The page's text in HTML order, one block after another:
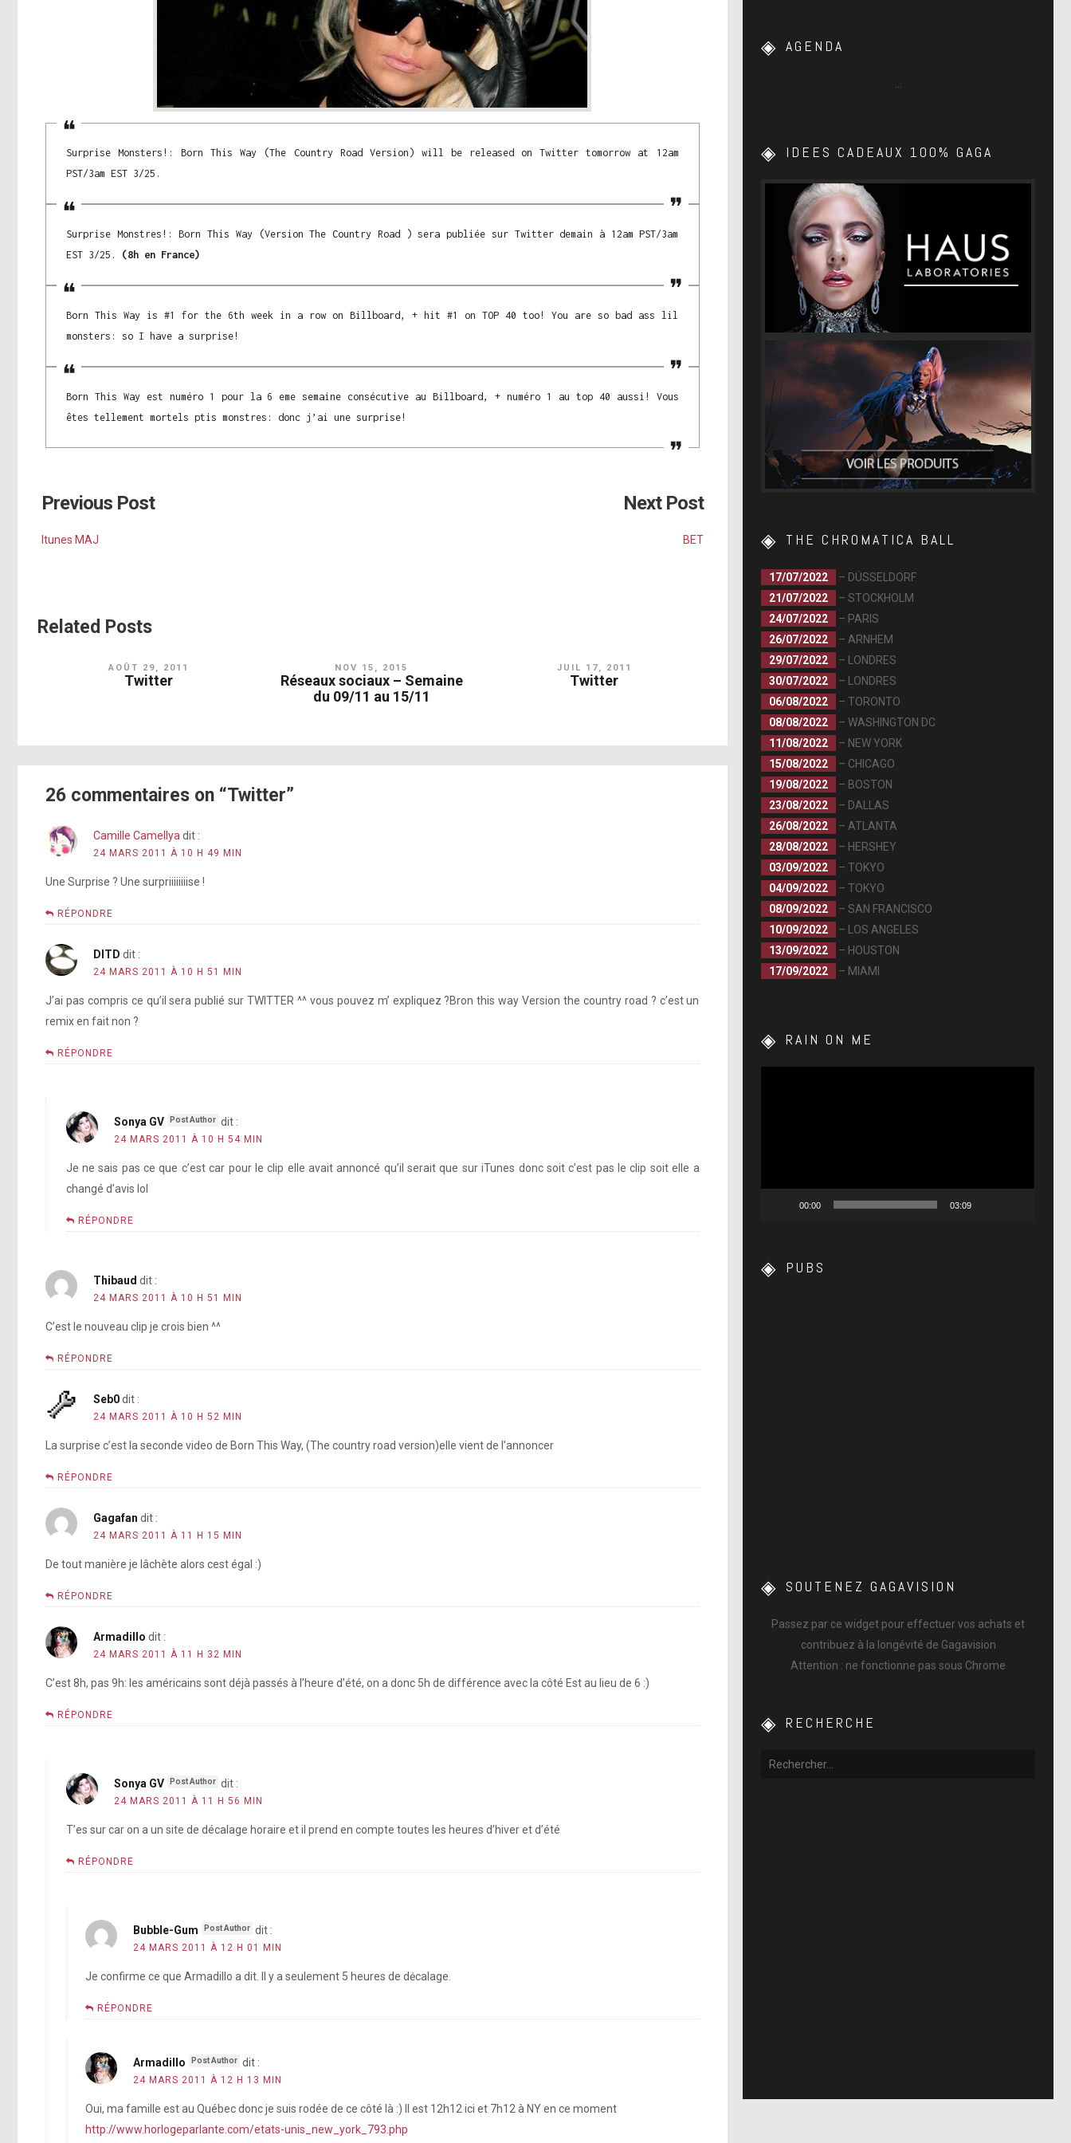
Surprise Monsters!: Born This Way (The Country Road Version) will be released on Twitter tomorrow at 12am
PST/3am EST 3/25.
Surprise Monstres!: Born This Way (Version The Country Road ) sera publiée sur Twitter demain à 12am PST/3am
EST 3/25. (8h en France)
Born This Way is #1 for the 6th week in a row on Billboard, + hit #1 on TOP 40 too! You are so bad ass lil
monsters: so I have a surprise!
Born This Way est numéro 1 pour la 6 eme semaine consécutive au Billboard, + numéro 1 au top 40 aussi! Vous
êtes tellement mortels ptis monstres: donc j’ai une surprise!
Previous Post
Itunes MAJ
Next Post
BET
Related Posts
AOÛT 29, 2011
Twitter
NOV 15, 2015
Réseaux sociaux – Semaine
du 09/11 au 15/11
JUIL 17, 2011
Twitter
26 commentaires on “Twitter”
Camille Camellyadit :
24 MARS 2011 À 10 H 49 MIN
Une Surprise ? Une surpriiiiiiiise !
RÉPONDRE
DITD dit :
24 MARS 2011 À 10 H 51 MIN
J’ai pas compris ce qu’il sera publié sur TWITTER ^^ vous pouvez m’ expliquez ?Bron this way Version the country road ? c’est un
remix en fait non ?
RÉPONDRE
Sonya GV dit :
24 MARS 2011 À 10 H 54 MIN
Je ne sais pas ce que c’est car pour le clip elle avait annoncé qu’il serait que sur iTunes donc soit c’est pas le clip soit elle a
changé d’avis lol
RÉPONDRE
Thibaud dit :
24 MARS 2011 À 10 H 51 MIN
C’est le nouveau clip je crois bien ^^
RÉPONDRE
Seb0dit :
24 MARS 2011 À 10 H 52 MIN
La surprise c’est la seconde video de Born This Way, (The country road version)elle vient de l’annoncer
RÉPONDRE
Gagafan dit :
24 MARS 2011 À 11 H 15 MIN
De tout manière je lâchète alors cest égal :)
RÉPONDRE
Armadillo dit :
24 MARS 2011 À 11 H 32 MIN
C’est 8h, pas 9h: les américains sont déjà passés à l’heure d’été, on a donc 5h de différence avec la côté Est au lieu de 6 :)
RÉPONDRE
Sonya GV dit :
24 MARS 2011 À 11 H 56 MIN
T’es sur car on a un site de décalage horaire et il prend en compte toutes les heures d’hiver et d’été
RÉPONDRE
Bubble-Gum dit :
24 MARS 2011 À 12 H 01 MIN
Je confirme ce que Armadillo a dit. Il y a seulement 5 heures de dėcalage.
RÉPONDRE
Armadillo dit :
24 MARS 2011 À 12 H 13 MIN
Oui, ma famille est au Québec donc je suis rodée de ce côté là :) Il est 12h12 ici et 7h12 à NY en ce moment
http://www.horlogeparlante.com/etats-unis_new_york_793.php
AGENDA
IDEES CADEAUX 100% GAGA
THE CHROMATICA BALL
17/07/2022
– DÜSSELDORF
21/07/2022
– STOCKHOLM
24/07/2022
– PARIS
26/07/2022
– ARNHEM
29/07/2022
– LONDRES
30/07/2022
– LONDRES
06/08/2022
– TORONTO
08/08/2022
– WASHINGTON DC
11/08/2022
– NEW YORK
15/08/2022
– CHICAGO
19/08/2022
– BOSTON
23/08/2022
– DALLAS
26/08/2022
– ATLANTA
28/08/2022
– HERSHEY
03/09/2022
– TOKYO
04/09/2022
– TOKYO
08/09/2022
– SAN FRANCISCO
10/09/2022
– LOS ANGELES
13/09/2022
– HOUSTON
17/09/2022
– MIAMI
RAIN ON ME
00:00 03:09
PUBS
SOUTENEZ GAGAVISION
Passez par ce widget pour effectuer vos achats et
contribuez à la longévité de Gagavision
Attention : ne fonctionne pas sous Chrome
RECHERCHE